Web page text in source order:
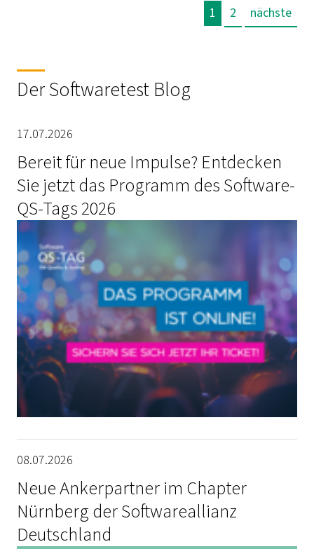
1
2 nächste
Der Softwaretest Blog
17.07.2026
Bereit für neue Impulse? Entdecken
Sie jetzt das Programm des Software-
QS-Tags 2026
08.07.2026
Neue Ankerpartner im Chapter
Nürnberg der Softwareallianz
Deutschland